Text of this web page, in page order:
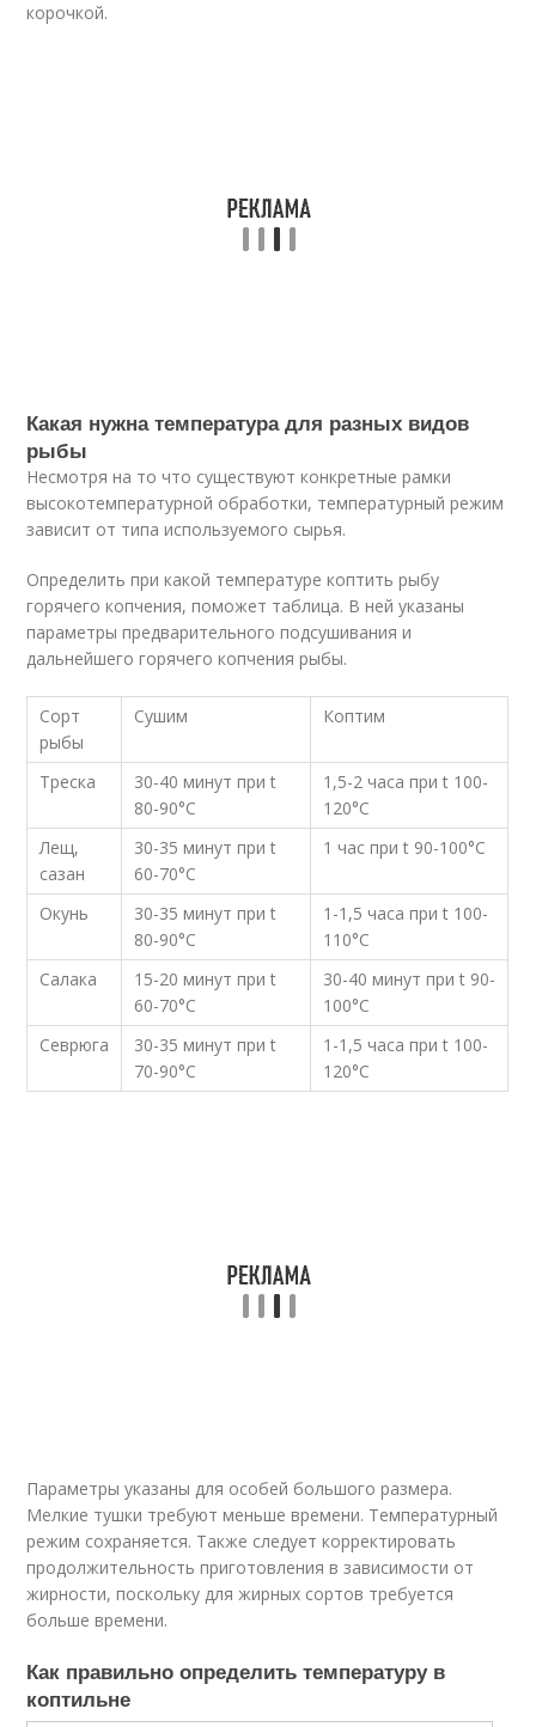
корочкой.
Какая нужна температура для разных видов
рыбы
Несмотря на то что существуют конкретные рамки
высокотемпературной обработки, температурный режим
зависит от типа используемого сырья.
Определить при какой температуре коптить рыбу
горячего копчения, поможет таблица. В ней указаны
параметры предварительного подсушивания и
дальнейшего горячего копчения рыбы.
Сорт
рыбы
Сушим Коптим
Треска
30-40 минут при t
80-90°С
1,5-2 часа при t 100-
120°С
Лещ,
сазан
30-35 минут при t
60-70°С
1 час при t 90-100°С
Окунь
30-35 минут при t
80-90°С
1-1,5 часа при t 100-
110°С
Салака
15-20 минут при t
60-70°С
30-40 минут при t 90-
100°С
Севрюга
30-35 минут при t
70-90°С
1-1,5 часа при t 100-
120°С
Параметры указаны для особей большого размера.
Мелкие тушки требуют меньше времени. Температурный
режим сохраняется. Также следует корректировать
продолжительность приготовления в зависимости от
жирности, поскольку для жирных сортов требуется
больше времени.
Как правильно определить температуру в
коптильне